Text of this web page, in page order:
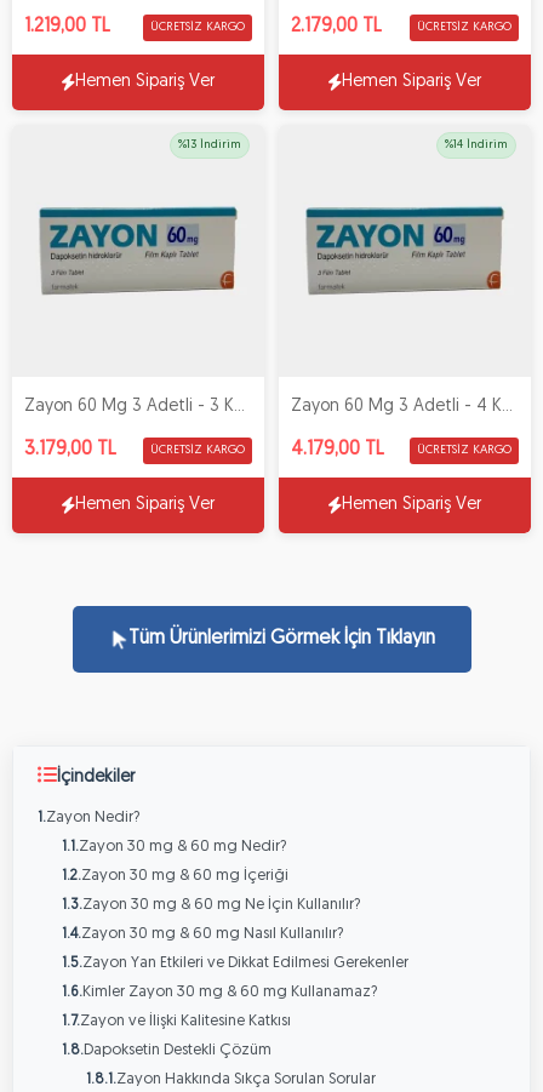
1.219,00 TL ÜCRETSIZ KARGO
Hemen Sipariş Ver
2.179,00 TL ÜCRETSIZ KARGO
Hemen Sipariş Ver
%13 İndirim
Zayon 60 Mg 3 Adetli - 3 Kutu
3.179,00 TL ÜCRETSIZ KARGO
Hemen Sipariş Ver
%14 İndirim
Zayon 60 Mg 3 Adetli - 4 Kutu
4.179,00 TL ÜCRETSIZ KARGO
Hemen Sipariş Ver
Tüm Ürünlerimizi Görmek İçin Tıklayın
İçindekiler
1.Zayon Nedir?
1.1.Zayon 30 mg & 60 mg Nedir?
1.2.Zayon 30 mg & 60 mg İçeriği
1.3.Zayon 30 mg & 60 mg Ne İçin Kullanılır?
1.4.Zayon 30 mg & 60 mg Nasıl Kullanılır?
1.5.Zayon Yan Etkileri ve Dikkat Edilmesi Gerekenler
1.6.Kimler Zayon 30 mg & 60 mg Kullanamaz?
1.7.Zayon ve İlişki Kalitesine Katkısı
1.8.Dapoksetin Destekli Çözüm
1.8.1.Zayon Hakkında Sıkça Sorulan Sorular